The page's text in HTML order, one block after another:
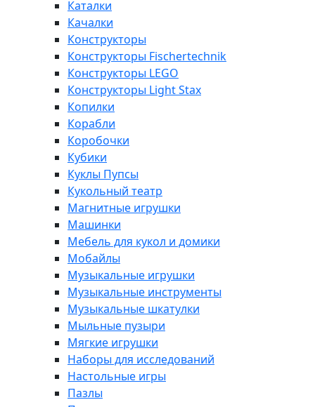
Каталки
Качалки
Конструкторы
Конструкторы Fisсhertechnik
Конструкторы LEGO
Конструкторы Light Stax
Копилки
Корабли
Коробочки
Кубики
Куклы Пупсы
Кукольный театр
Магнитные игрушки
Машинки
Мебель для кукол и домики
Мобайлы
Музыкальные игрушки
Музыкальные инструменты
Музыкальные шкатулки
Мыльные пузыри
Мягкие игрушки
Наборы для исследований
Настольные игры
Пазлы